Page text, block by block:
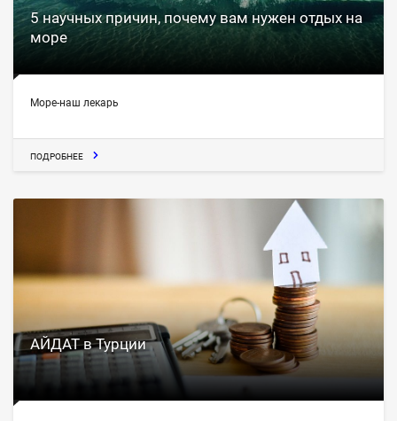
5 научных причин, почему вам нужен отдых на
море
Море-наш лекарь
ПОДРОБНЕЕ
АЙДАТ в Турции